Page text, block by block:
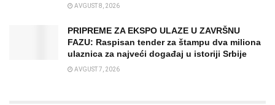
AVGUST 8, 2026
PRIPREME ZA EKSPO ULAZE U ZAVRŠNU
FAZU: Raspisan tender za štampu dva miliona
ulaznica za najveći događaj u istoriji Srbije
AVGUST 7, 2026